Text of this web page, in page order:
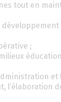
tout en
;
et